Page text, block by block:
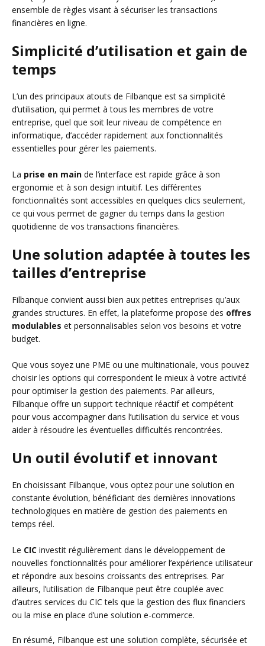
ensemble de règles visant à sécuriser les transactions
financières en ligne.
Simplicité d’utilisation et gain de
temps
L’un des principaux atouts de Filbanque est sa simplicité
d’utilisation, qui permet à tous les membres de votre
entreprise, quel que soit leur niveau de compétence en
informatique, d’accéder rapidement aux fonctionnalités
essentielles pour gérer les paiements.
La prise en main de l’interface est rapide grâce à son
ergonomie et à son design intuitif. Les différentes
fonctionnalités sont accessibles en quelques clics seulement,
ce qui vous permet de gagner du temps dans la gestion
quotidienne de vos transactions financières.
Une solution adaptée à toutes les
tailles d’entreprise
Filbanque convient aussi bien aux petites entreprises qu’aux
grandes structures. En effet, la plateforme propose des offres
modulables et personnalisables selon vos besoins et votre
budget.
Que vous soyez une PME ou une multinationale, vous pouvez
choisir les options qui correspondent le mieux à votre activité
pour optimiser la gestion des paiements. Par ailleurs,
Filbanque offre un support technique réactif et compétent
pour vous accompagner dans l’utilisation du service et vous
aider à résoudre les éventuelles difficultés rencontrées.
Un outil évolutif et innovant
En choisissant Filbanque, vous optez pour une solution en
constante évolution, bénéficiant des dernières innovations
technologiques en matière de gestion des paiements en
temps réel.
Le CIC investit régulièrement dans le développement de
nouvelles fonctionnalités pour améliorer l’expérience utilisateur
et répondre aux besoins croissants des entreprises. Par
ailleurs, l’utilisation de Filbanque peut être couplée avec
d’autres services du CIC tels que la gestion des flux financiers
ou la mise en place d’une solution e-commerce.
En résumé, Filbanque est une solution complète, sécurisée et